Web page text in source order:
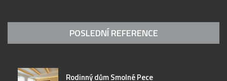
POSLEDNÍ REFERENCE
Rodinný dům Smolné Pece